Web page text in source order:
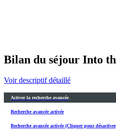
Bilan du séjour Into
Voir descriptif détaillé
Activer la recherche avancée
Recherche avancée activée
Recherche avancée activée (Cliquer pour